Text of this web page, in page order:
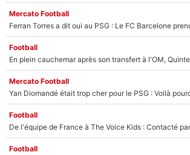
Mercato Football
Football
Mercato Football
Football
Football